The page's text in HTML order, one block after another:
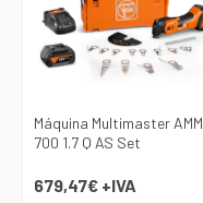
Máquina Multimaster AMM
700 1.7 Q AS Set
679,47€ +IVA